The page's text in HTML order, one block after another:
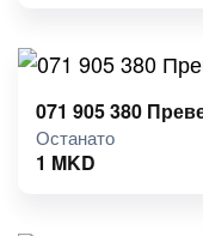
071 905 380
Останато
1 MKD